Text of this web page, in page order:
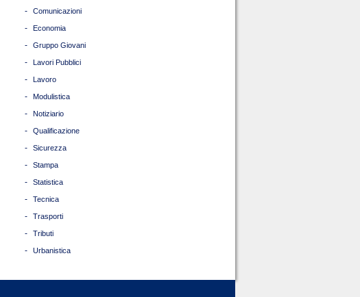
- Comunicazioni
- Economia
- Gruppo Giovani
- Lavori Pubblici
- Lavoro
- Modulistica
- Notiziario
- Qualificazione
- Sicurezza
- Stampa
- Statistica
- Tecnica
- Trasporti
- Tributi
- Urbanistica